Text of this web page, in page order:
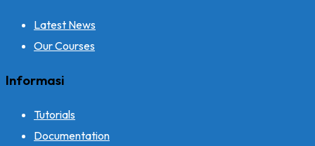
Latest News
Our Courses
Informasi
Tutorials
Documentation